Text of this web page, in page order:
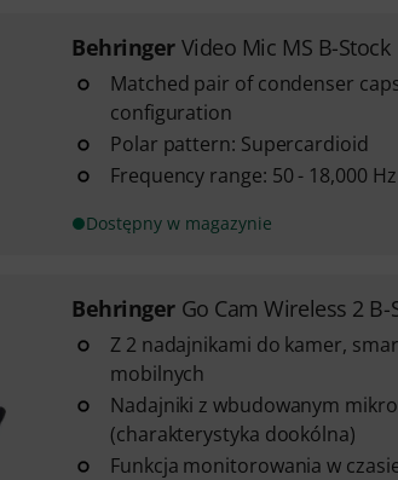
Behringer Video Mic MS B-Stock
Matched pair of condenser
configuration
Polar pattern: Supercardioid
Frequency range: 50 - 18,000 Hz
Dostępny w magazynie
Behringer Go Cam Wireless 2 B-
Z 2 nadajnikami do kamer,
mobilnych
Nadajniki z wbudowanym
(charakterystyka dookólna)
Funkcja monitorowania w